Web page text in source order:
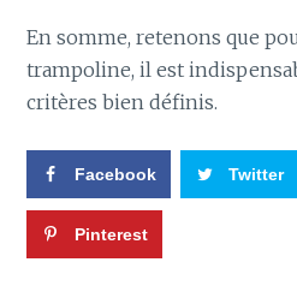
En somme, retenons que
trampoline, il est
critères bien définis.
Facebook Twitter
Pinterest